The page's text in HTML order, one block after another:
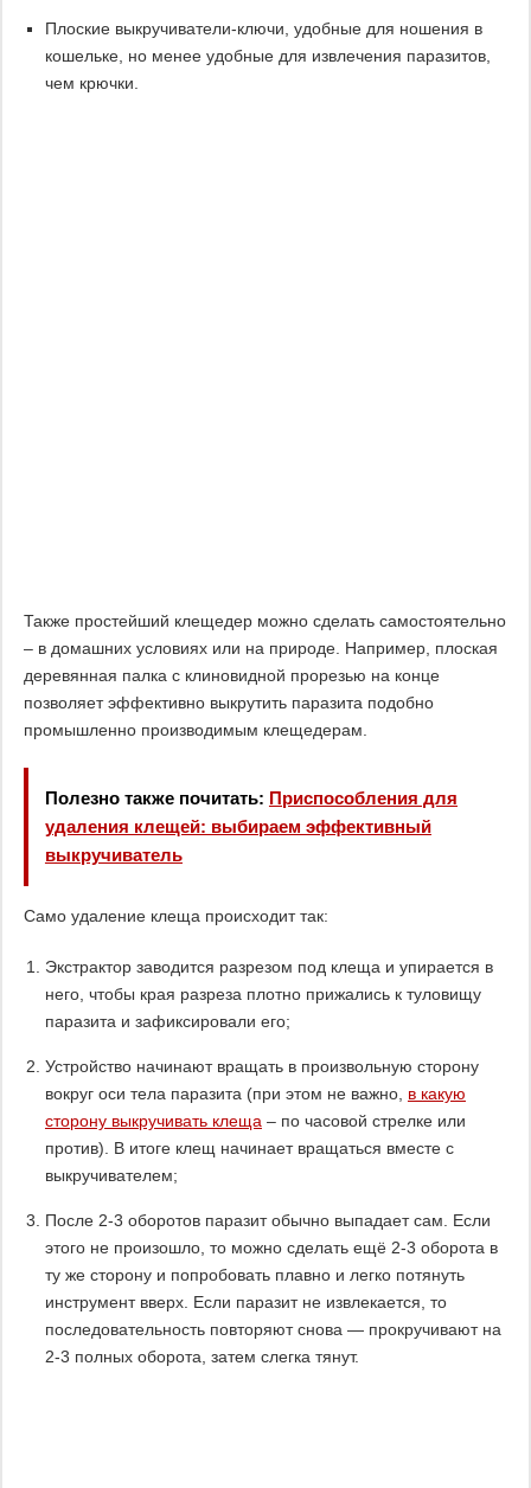
Плоские выкручиватели-ключи, удобные для ношения в
кошельке, но менее удобные для извлечения паразитов,
чем крючки.
Также простейший клещедер можно сделать самостоятельно
– в домашних условиях или на природе. Например, плоская
деревянная палка с клиновидной прорезью на конце
позволяет эффективно выкрутить паразита подобно
промышленно производимым клещедерам.
Полезно также почитать: Приспособления для
удаления клещей: выбираем эффективный
выкручиватель
Само удаление клеща происходит так:
Экстрактор заводится разрезом под клеща и упирается в
него, чтобы края разреза плотно прижались к туловищу
паразита и зафиксировали его;
Устройство начинают вращать в произвольную сторону
вокруг оси тела паразита (при этом не важно, в какую
сторону выкручивать клеща– по часовой стрелке или
против). В итоге клещ начинает вращаться вместе с
выкручивателем;
После 2-3 оборотов паразит обычно выпадает сам. Если
этого не произошло, то можно сделать ещё 2-3 оборота в
ту же сторону и попробовать плавно и легко потянуть
инструмент вверх. Если паразит не извлекается, то
последовательность повторяют снова — прокручивают на
2-3 полных оборота, затем слегка тянут.